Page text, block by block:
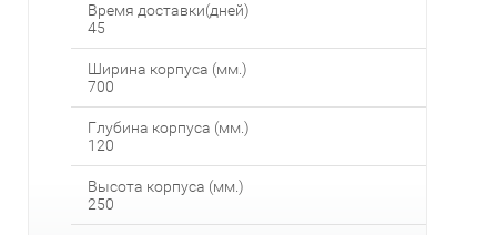
Время доставки(дней)
45
Ширина корпуса (мм.)
700
Глубина корпуса (мм.)
120
Высота корпуса (мм.)
250